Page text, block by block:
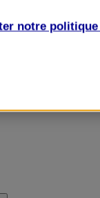
notre politique